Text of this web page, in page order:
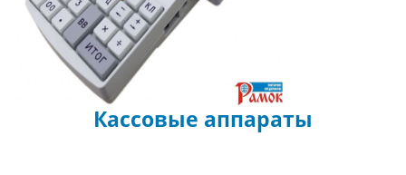
Кассовые аппараты